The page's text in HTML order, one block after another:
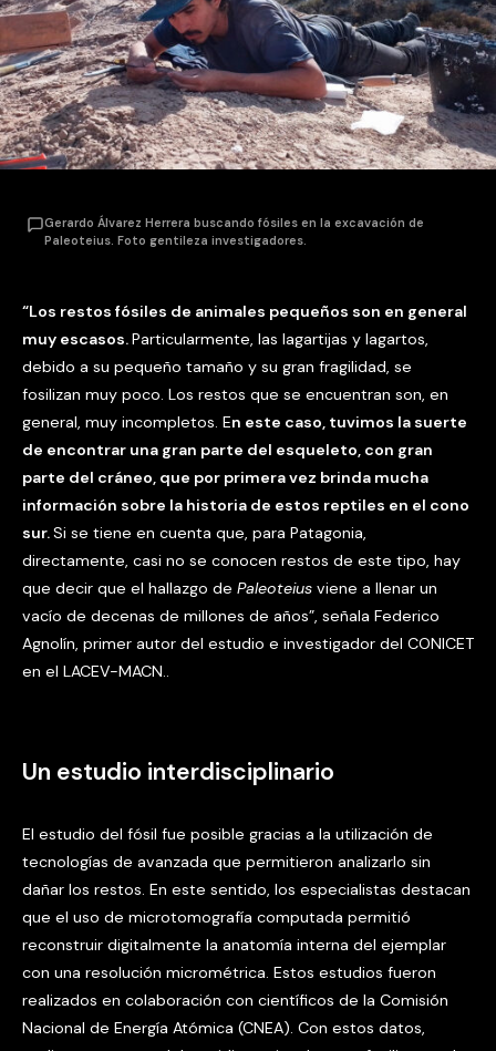
Gerardo Álvarez Herrera buscando fósiles en la excavación de
Paleoteius. Foto gentileza investigadores.
“Los restos fósiles de animales pequeños son en general
muy escasos.Particularmente, las lagartijas y lagartos,
debido a su pequeño tamaño y su gran fragilidad, se
fosilizan muy poco. Los restos que se encuentran son, en
general, muy incompletos. En este caso, tuvimos la suerte
de encontrar una gran parte del esqueleto, con gran
parte del cráneo, que por primera vez brinda mucha
información sobre la historia de estos reptiles en el cono
sur.Si se tiene en cuenta que, para Patagonia,
directamente, casi no se conocen restos de este tipo, hay
que decir que el hallazgo de Paleoteius viene a llenar un
vacío de decenas de millones de años”, señala Federico
Agnolín, primer autor del estudio e investigador del CONICET
en el LACEV-MACN..
Un estudio interdisciplinario
El estudio del fósil fue posible gracias a la utilización de
tecnologías de avanzada que permitieron analizarlo sin
dañar los restos. En este sentido, los especialistas destacan
que el uso de microtomografía computada permitió
reconstruir digitalmente la anatomía interna del ejemplar
con una resolución micrométrica. Estos estudios fueron
realizados en colaboración con científicos de la Comisión
Nacional de Energía Atómica (CNEA). Con estos datos,